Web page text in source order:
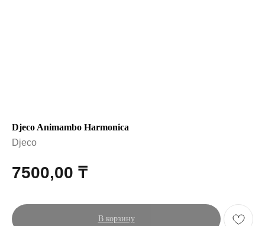
Djeco Animambo Harmonica
Djeco
7500,00 ₸
В корзину